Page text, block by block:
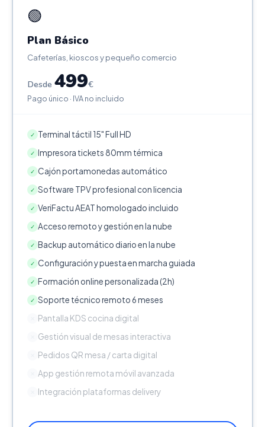
🟢
Plan Básico
Cafeterías, kioscos y pequeño comercio
Desde 499€
Pago único · IVA no incluido
✓ Terminal táctil 15" Full HD
✓ Impresora tickets 80mm térmica
✓ Cajón portamonedas automático
✓ Software TPV profesional con licencia
✓ VeriFactu AEAT homologado incluido
✓ Acceso remoto y gestión en la nube
✓ Backup automático diario en la nube
✓ Configuración y puesta en marcha guiada
✓ Formación online personalizada (2h)
✓ Soporte técnico remoto 6 meses
Pantalla KDS cocina digital
Gestión visual de mesas interactiva
Pedidos QR mesa / carta digital
App gestión remota móvil avanzada
Integración plataformas delivery